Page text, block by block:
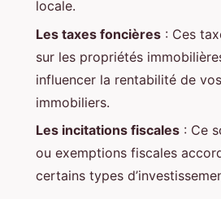
locale.
Les taxes foncières : Ces
sur les propriétés
influencer la rentabilité de
immobiliers.
Les incitations fiscales : Ce
ou exemptions fiscales
certains types